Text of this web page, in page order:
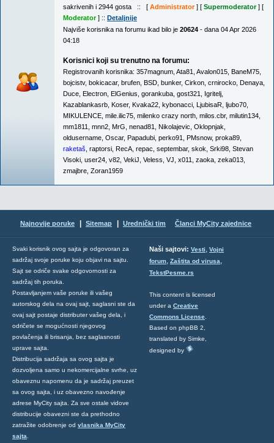
sakrivenih i 2944 gosta :: [ Administrator] [ Supermoderator] [
Moderator] :: Detaljnije
Najviše korisnika na forumu ikad bilo je 20624 - dana 04 Apr 2026
04:18
Korisnici koji su trenutno na forumu:
Registrovanih korisnika: 357magnum Ata81 Avalon015 BaneM75
bojcistv, bokicacar, brufen BSD bunker, Cirkon crnirocko Denaya
Duce Electron ElGenius gorankuba gost321 Igritelj
Kazablankasrb Koser, Kvaka22 kybonacci LjubisaR ljubo70
MIKULENCE mile.ilic75 milenko crazy north milos.cbr, milutin134
mm1811
mnn2 MrG nenad81 Nikolajevic Oklopnjak
oldusername Oscar, Papadubi perko91 PMsnow, proka89
raketaš raptorsi RecA repac septembar, skok Srki98 Stevan
Visoki user24 v82 VekiJ Veless VJ x011 zaoka zeka013
zmajbre Zoran1959
Najnovije poruke Sitemap Urednički tim Članci MyCity zajednice
Svaki korisnik ovog sajta je odgovoran za
sadržaj svoje poruke koju objavi na sajtu.
Sajt se odriče svake odgovornosti za
sadržaj tih poruka.
Postavljanjem vaše poruke ili vašeg
autorskog dela na ovaj sajt, saglasni ste da
ovaj sajt postaje distributer vašeg dela, i
odričete se mogućnosti njegovog
povlačenja ili brisanja, bez saglasnosti
uprave sajta.
Distribucija sadržaja sa ovog sajta je
dozvoljena samo u nekomercijalne svrhe, uz
obaveznu napomenu da je sadržaj preuzet
sa ovog sajta, i uz obavezno navođenje
adrese MyCity sajta. Za sve ostale vidove
distribucije obavezni ste da prethodno
zatražite odobrenje od vlasnika MyCity
sajta
Naši sajtovi: Vesti, Vojni
forum, Zaštita od virusa,
TekstPesme.rs
This content is licensed
under a Creative
Commons License
Based on phpBB 2,
translated by Simke,
designed by